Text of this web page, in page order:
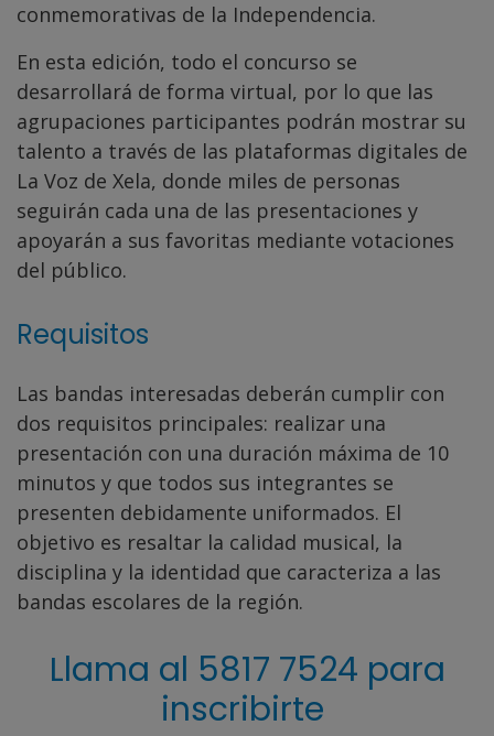
conmemorativas de la Independencia.
En esta edición, todo el concurso se
desarrollará de forma virtual, por lo que las
agrupaciones participantes podrán mostrar su
talento a través de las plataformas digitales de
La Voz de Xela, donde miles de personas
seguirán cada una de las presentaciones y
apoyarán a sus favoritas mediante votaciones
del público.
Requisitos
Las bandas interesadas deberán cumplir con
dos requisitos principales: realizar una
presentación con una duración máxima de 10
minutos y que todos sus integrantes se
presenten debidamente uniformados. El
objetivo es resaltar la calidad musical, la
disciplina y la identidad que caracteriza a las
bandas escolares de la región.
Llama al 5817 7524 para
inscribirte